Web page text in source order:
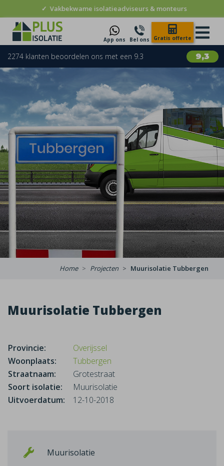
✓ Vakbekwame isolatieadviseurs & monteurs
App ons Bel ons Gratis offerte
9,3
2274 klanten beoordelen ons met een 9.3
Home Projecten Muurisolatie Tubbergen
Muurisolatie Tubbergen
Provincie:
Overijssel
Woonplaats:
Tubbergen
Straatnaam:
Grotestraat
Soort isolatie:
Muurisolatie
Uitvoerdatum:
12-10-2018
Muurisolatie